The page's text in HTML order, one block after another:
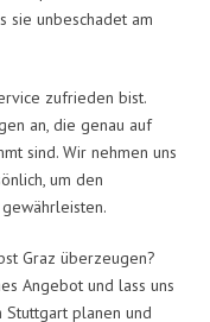
sie unbeschadet am
zufrieden bist.
an, die genau auf
sind. Wir nehmen uns
um den
Graz überzeugen?
Angebot und lass uns
Stuttgart planen und